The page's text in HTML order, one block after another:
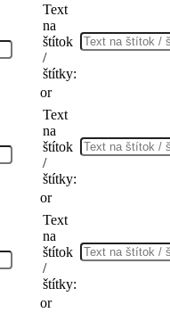
Text
na
štítok
/
štítky:
or
Text
na
štítok
/
štítky:
or
Text
na
štítok
/
štítky:
or